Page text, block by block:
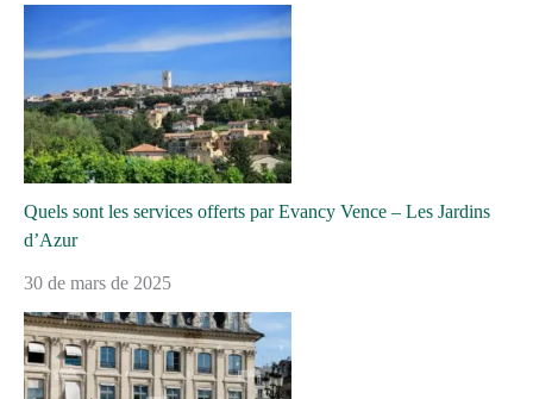
Quels sont les services offerts par Evancy Vence – Les Jardins
d’Azur
30 de mars de 2025